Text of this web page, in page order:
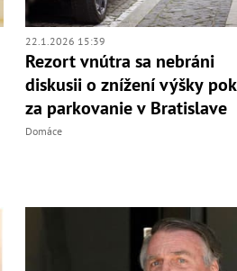
22.1.2026 15:39
Rezort vnútra sa nebráni
diskusii o znížení výšky
za parkovanie v Bratislave
Domáce